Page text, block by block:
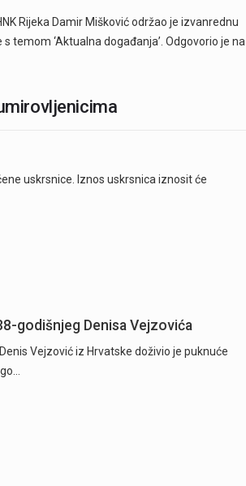
Rijeka Damir Mišković održao je izvanrednu
temom ‘Aktualna događanja’. Odgovorio je na
uskrsnice. Iznos uskrsnica iznosit će
godišnjeg Denisa Vejzovića
Vejzović iz Hrvatske doživio je puknuće